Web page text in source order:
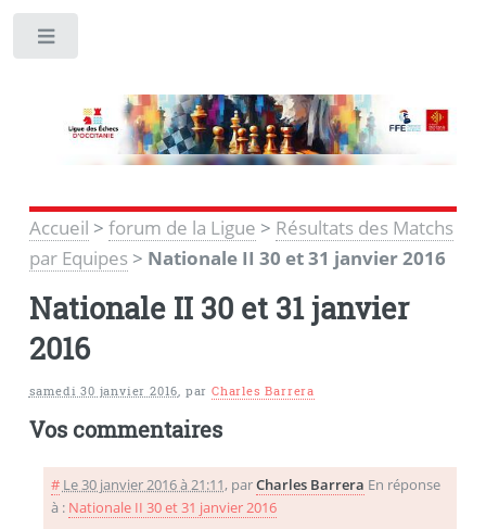
Accueil > forum de la Ligue > Résultats des Matchs
par Equipes> Nationale II 30 et 31 janvier 2016
Nationale II 30 et 31 janvier
2016
samedi 30 janvier 2016, parCharles Barrera
Vos commentaires
# Le 30 janvier 2016 à 21:11, parCharles Barrera En réponse
à : Nationale II 30 et 31 janvier 2016